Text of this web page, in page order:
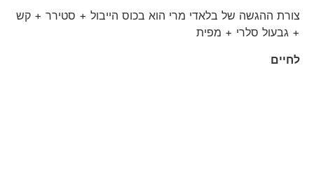
צורת ההגשה של בלאדי מרי הוא בכוס הייבול + סטירר + קש
+ גבעול סלרי + מפית
לחיים